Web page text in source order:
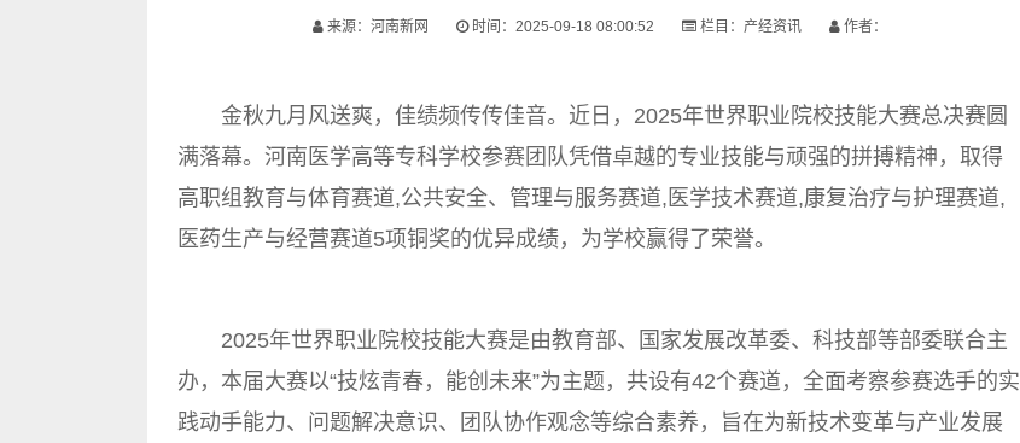
来源：河南新网 时间：2025-09-18 08:00:52 栏目： 产经资讯 作者：
金秋九月风送爽，佳绩频传传佳音。近日，2025年世界职业院校技能大赛总决赛圆
满落幕。河南医学高等专科学校参赛团队凭借卓越的专业技能与顽强的拼搏精神，取得
高职组教育与体育赛道,公共安全、管理与服务赛道,医学技术赛道,康复治疗与护理赛道,
医药生产与经营赛道5项铜奖的优异成绩，为学校赢得了荣誉。
2025年世界职业院校技能大赛是由教育部、国家发展改革委、科技部等部委联合主
办，本届大赛以“技炫青春，能创未来”为主题，共设有42个赛道，全面考察参赛选手的实
践动手能力、问题解决意识、团队协作观念等综合素养，旨在为新技术变革与产业发展